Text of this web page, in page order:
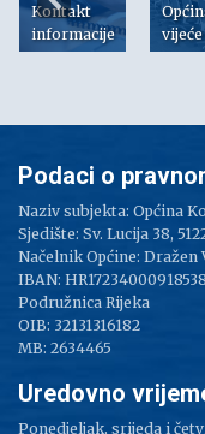
Kontakt
informacije
vijeće
Podaci o
Naziv subjekta: Općina
Sjedište: Sv. Lucija 38,
Načelnik Općine: Dražen
IBAN:
Podružnica Rijeka
OIB: 32131316182
MB: 2634465
Uredovno
Ponedjeljak, srijeda i